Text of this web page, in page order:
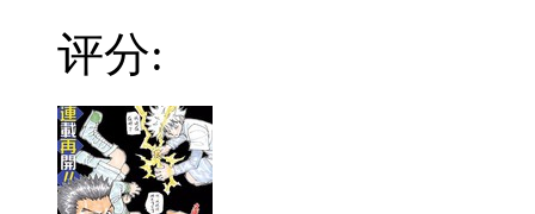
评分: